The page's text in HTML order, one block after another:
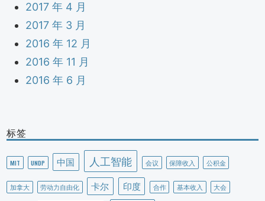
2017 年 4 月
2017 年 3 月
2016 年 12 月
2016 年 11 月
2016 年 6 月
标签
MIT UNDP 中国 人工智能 会议 保障收入 公积金
加拿大 劳动力自由化 卡尔 印度 合作 基本收入 大会